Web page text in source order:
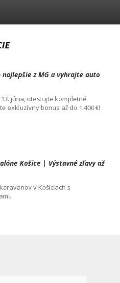
najlepšie z MG a vyhrajte auto
júna, otestujte kompletné
exkluzívny bonus až do 1 400 €!
Košice | Výstavné zľavy až
v Košiciach s